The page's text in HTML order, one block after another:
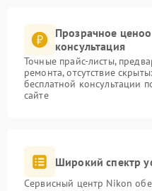
Прозрачное
консультация
Точные прайс-листы,
ремонта, отсутствие
бесплатной консультации
сайте
Широкий спектр
Сервисный центр Nikon